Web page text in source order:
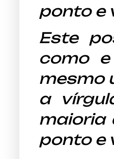
ponto e
Este
como
mesmo
a
maioria
ponto e